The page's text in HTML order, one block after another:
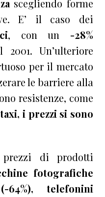
scegliendo forme
E’ il caso dei
, con un -28%
Un’ulteriore
per il mercato
le barriere alla
resistenze, come
i prezzi si sono
di prodotti
fotografiche
64%), telefonini